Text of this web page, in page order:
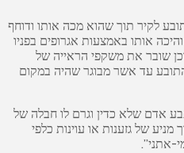
לקיר תוך שהוא מכה אותו ודוחף
אותו באמצעות אגרופים בפניו
שובר את משקפי הראייה של
עד אשר מבוגר שהיה במקום
אדם שלא כדין וגרם לו חבלה של
מניע של גזענות או עוינות כלפי
אתני”.